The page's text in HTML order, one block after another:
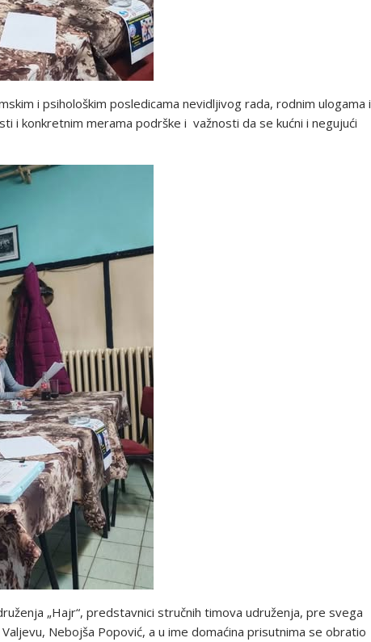
i psihološkim posledicama nevidljivog rada, rodnim ulogama i
i konkretnim merama podrške i važnosti da se kućni i negujući
„Hajr“, predstavnici stručnih timova udruženja, pre svega
Nebojša Popović, a u ime domaćina prisutnima se obratio